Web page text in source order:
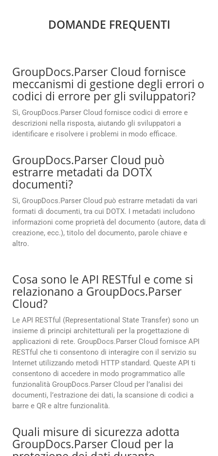
DOMANDE FREQUENTI
GroupDocs.Parser Cloud fornisce
meccanismi di gestione degli errori o
codici di errore per gli sviluppatori?
Sì, GroupDocs.Parser Cloud fornisce codici di errore e
descrizioni nella risposta, aiutando gli sviluppatori a
identificare e risolvere i problemi in modo efficace.
GroupDocs.Parser Cloud può
estrarre metadati da DOTX
documenti?
Sì, GroupDocs.Parser Cloud può estrarre metadati da vari
formati di documenti, tra cui DOTX. I metadati includono
informazioni come proprietà del documento (autore, data di
creazione, ecc.), titolo del documento, parole chiave e
altro.
Cosa sono le API RESTful e come si
relazionano a GroupDocs.Parser
Cloud?
Le API RESTful (Representational State Transfer) sono un
insieme di principi architetturali per la progettazione di
applicazioni di rete. GroupDocs.Parser Cloud fornisce API
RESTful che ti consentono di interagire con il servizio su
Internet utilizzando metodi HTTP standard. Queste API ti
consentono di accedere in modo programmatico alle
funzionalità GroupDocs.Parser Cloud per l’analisi dei
documenti, l’estrazione dei dati, la scansione di codici a
barre e QR e altre funzionalità.
Quali misure di sicurezza adotta
GroupDocs.Parser Cloud per la